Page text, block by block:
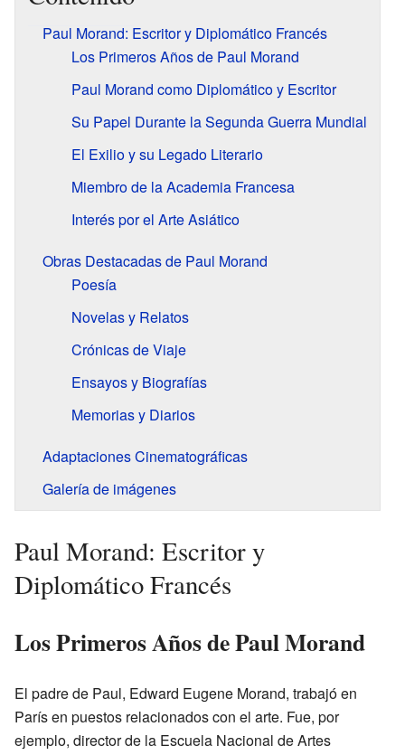
Paul Morand: Escritor y Diplomático Francés
Los Primeros Años de Paul Morand
Paul Morand como Diplomático y Escritor
Su Papel Durante la Segunda Guerra Mundial
El Exilio y su Legado Literario
Miembro de la Academia Francesa
Interés por el Arte Asiático
Obras Destacadas de Paul Morand
Poesía
Novelas y Relatos
Crónicas de Viaje
Ensayos y Biografías
Memorias y Diarios
Adaptaciones Cinematográficas
Galería de imágenes
Paul Morand: Escritor y
Diplomático Francés
Los Primeros Años de Paul Morand
El padre de Paul, Edward Eugene Morand, trabajó en
París en puestos relacionados con el arte. Fue, por
ejemplo, director de la Escuela Nacional de Artes